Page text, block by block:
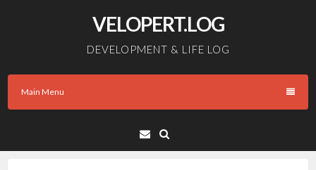
VELOPERT.LOG
DEVELOPMENT & LIFE LOG
Main Menu
Email